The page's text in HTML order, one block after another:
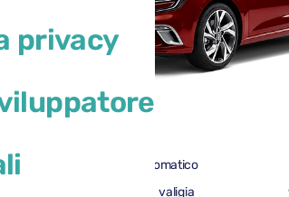
privacy
Cambio automatico
Una piccola valigia